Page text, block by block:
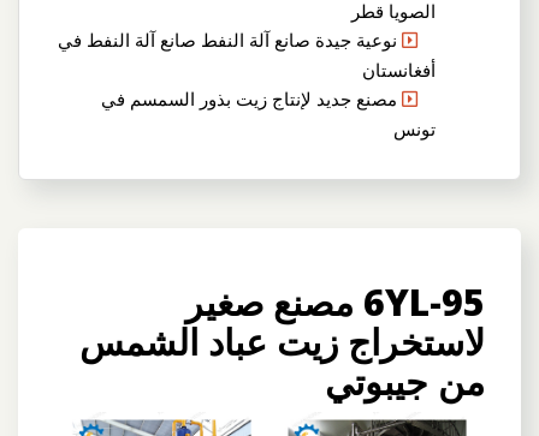
الصويا قطر
نوعية جيدة صانع آلة النفط صانع آلة النفط في
أفغانستان
مصنع جديد لإنتاج زيت بذور السمسم في
تونس
6YL-95 مصنع صغير
لاستخراج زيت عباد الشمس
من جيبوتي